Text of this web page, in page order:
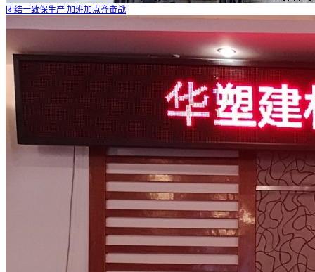
团结一致保生产 加班加点齐奋战